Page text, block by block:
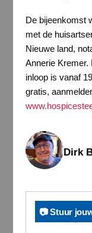
De bijeenkomst
met de
Nieuwe land,
Annerie Kremer.
inloop is vanaf
gratis,
Dirk
📷 Stuur